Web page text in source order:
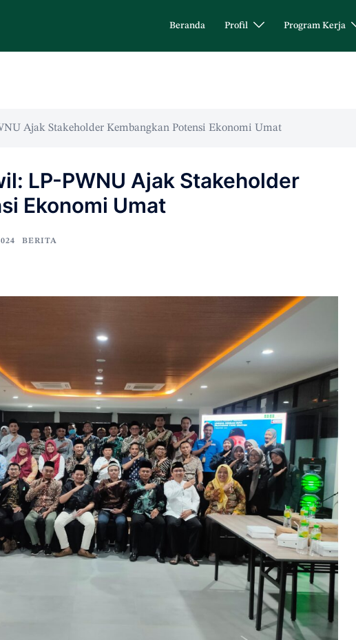
Beranda Profil Program Kerja
Ajak Stakeholder Kembangkan Potensi Ekonomi Umat
LP-PWNU Ajak Stakeholder
Ekonomi Umat
BERITA